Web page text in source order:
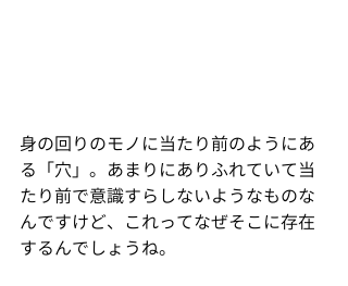
身の回りのモノに当たり前のようにあ
る「穴」。あまりにありふれていて当
たり前で意識すらしないようなものな
んですけど、これってなぜそこに存在
するんでしょうね。